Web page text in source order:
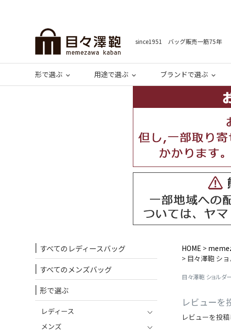
since1951 バッグ販売一筋75年
形で選ぶ 用途で選ぶ ブランドで選ぶ
すべてのレディースバッグ
すべてのメンズバッグ
形で選ぶ
レディース
メンズ
HOME
目々澤鞄 シ
目々澤鞄 ショルダ
レビューを
レビューを投